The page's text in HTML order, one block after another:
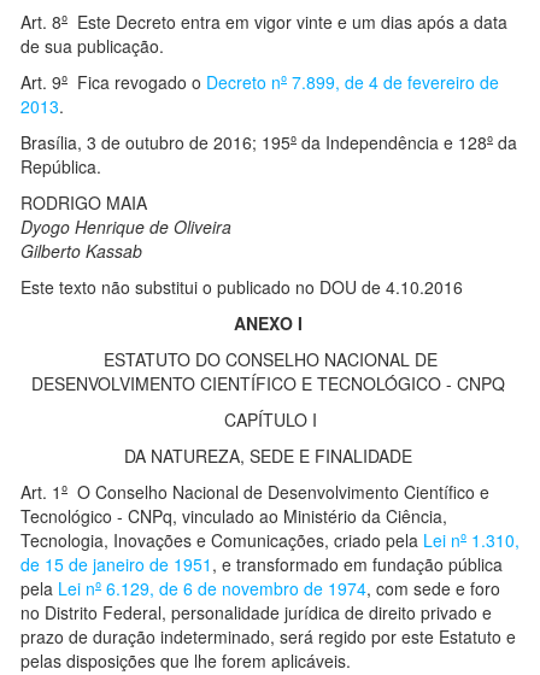
Art. 8º Este Decreto entra em vigor vinte e um dias após a data
de sua publicação.
Art. 9º Fica revogado o Decreto nº 7.899, de 4 de fevereiro de
2013.
Brasília, 3 de outubro de 2016; 195º da Independência e 128º da
República.
RODRIGO MAIA
Dyogo Henrique de Oliveira
Gilberto Kassab
Este texto não substitui o publicado no DOU de 4.10.2016
ANEXO I
ESTATUTO DO CONSELHO NACIONAL DE
DESENVOLVIMENTO CIENTÍFICO E TECNOLÓGICO - CNPQ
CAPÍTULO I
DA NATUREZA, SEDE E FINALIDADE
Art. 1º O Conselho Nacional de Desenvolvimento Científico e
Tecnológico - CNPq, vinculado ao Ministério da Ciência,
Tecnologia, Inovações e Comunicações, criado pela Lei nº 1.310,
de 15 de janeiro de 1951 , e transformado em fundação pública
pela Lei nº 6.129, de 6 de novembro de 1974, com sede e foro
no Distrito Federal, personalidade jurídica de direito privado e
prazo de duração indeterminado, será regido por este Estatuto e
pelas disposições que lhe forem aplicáveis.